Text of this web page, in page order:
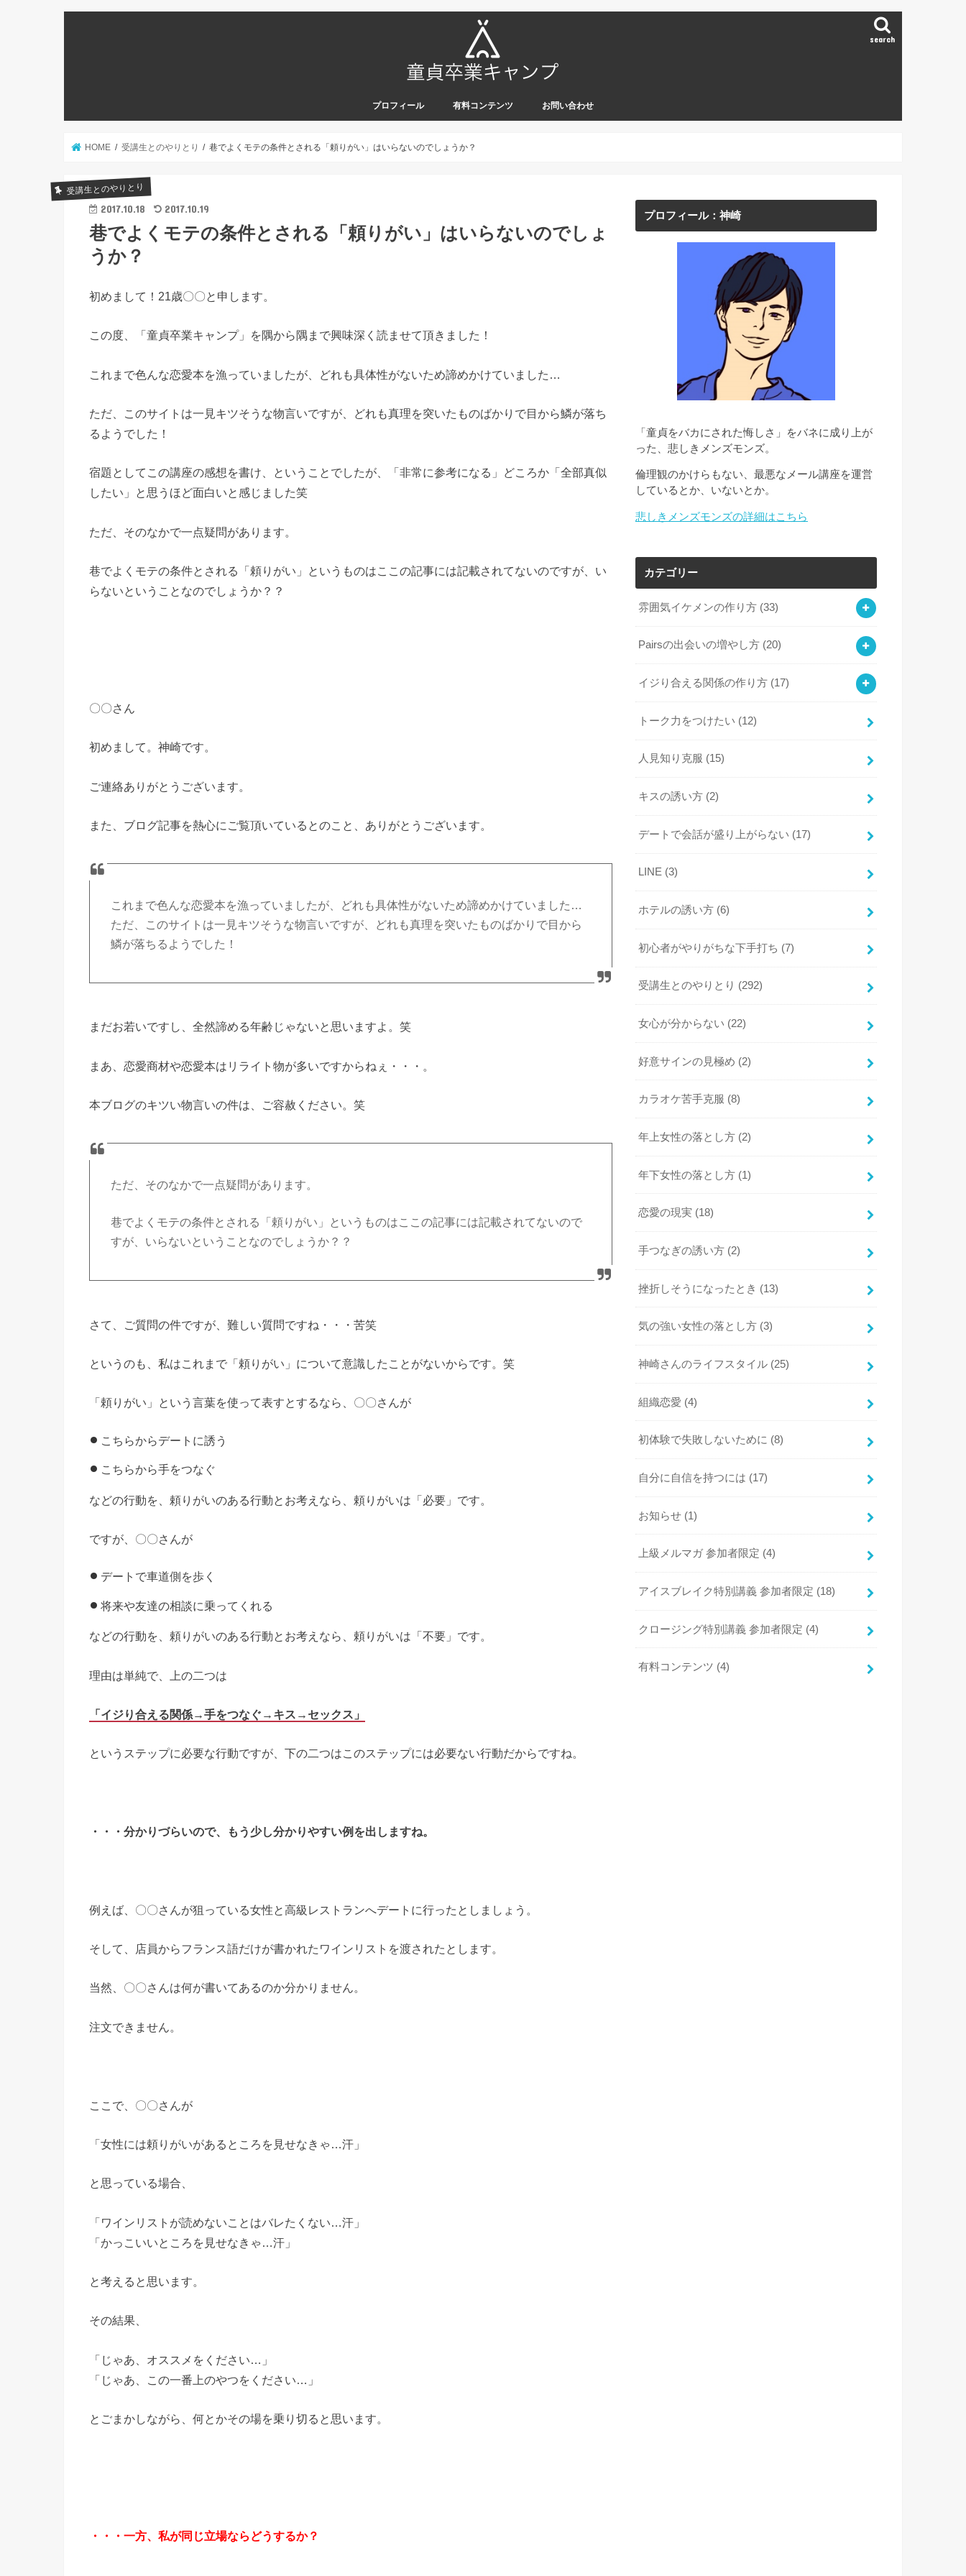
search
プロフィール 有料コンテンツ お問い合わせ
HOME 受講生とのやりとり 巷でよくモテの条件とされる「頼りがい」はいらないのでしょうか？
受講生とのやりとり
2017.10.18 2017.10.19
巷でよくモテの条件とされる「頼りがい」はいらないのでしょ
うか？
初めまして！21歳〇〇と申します。
この度、「童貞卒業キャンプ」を隅から隅まで興味深く読ませて頂きました！
これまで色んな恋愛本を漁っていましたが、どれも具体性がないため諦めかけていました…
ただ、このサイトは一見キツそうな物言いですが、どれも真理を突いたものばかりで目から鱗が落ち
るようでした！
宿題としてこの講座の感想を書け、ということでしたが、「非常に参考になる」どころか「全部真似
したい」と思うほど面白いと感じました笑
ただ、そのなかで一点疑問があります。
巷でよくモテの条件とされる「頼りがい」というものはここの記事には記載されてないのですが、い
らないということなのでしょうか？？
〇〇さん
初めまして。神崎です。
ご連絡ありがとうございます。
また、ブログ記事を熱心にご覧頂いているとのこと、ありがとうございます。
これまで色んな恋愛本を漁っていましたが、どれも具体性がないため諦めかけていました…
ただ、このサイトは一見キツそうな物言いですが、どれも真理を突いたものばかりで目から
鱗が落ちるようでした！
まだお若いですし、全然諦める年齢じゃないと思いますよ。笑
まあ、恋愛商材や恋愛本はリライト物が多いですからねぇ・・・。
本ブログのキツい物言いの件は、ご容赦ください。笑
ただ、そのなかで一点疑問があります。
巷でよくモテの条件とされる「頼りがい」というものはここの記事には記載されてないので
すが、いらないということなのでしょうか？？
さて、ご質問の件ですが、難しい質問ですね・・・苦笑
というのも、私はこれまで「頼りがい」について意識したことがないからです。笑
「頼りがい」という言葉を使って表すとするなら、〇〇さんが
こちらからデートに誘う
こちらから手をつなぐ
などの行動を、頼りがいのある行動とお考えなら、頼りがいは「必要」です。
ですが、〇〇さんが
デートで車道側を歩く
将来や友達の相談に乗ってくれる
などの行動を、頼りがいのある行動とお考えなら、頼りがいは「不要」です。
理由は単純で、上の二つは
「イジり合える関係→手をつなぐ→キス→セックス」
というステップに必要な行動ですが、下の二つはこのステップには必要ない行動だからですね。
・・・分かりづらいので、もう少し分かりやすい例を出しますね。
例えば、〇〇さんが狙っている女性と高級レストランへデートに行ったとしましょう。
そして、店員からフランス語だけが書かれたワインリストを渡されたとします。
当然、〇〇さんは何が書いてあるのか分かりません。
注文できません。
ここで、〇〇さんが
「女性には頼りがいがあるところを見せなきゃ…汗」
と思っている場合、
「ワインリストが読めないことはバレたくない…汗」
「かっこいいところを見せなきゃ…汗」
と考えると思います。
その結果、
「じゃあ、オススメをください…」
「じゃあ、この一番上のやつをください…」
とごまかしながら、何とかその場を乗り切ると思います。
・・・一方、私が同じ立場ならどうするか？
プロフィール：神崎
「童貞をバカにされた悔しさ」をバネに成り上が
った、悲しきメンズモンズ。
倫理観のかけらもない、最悪なメール講座を運営
しているとか、いないとか。
悲しきメンズモンズの詳細はこちら
カテゴリー
雰囲気イケメンの作り方 (33)
Pairsの出会いの増やし方 (20)
イジり合える関係の作り方 (17)
トーク力をつけたい (12)
人見知り克服 (15)
キスの誘い方 (2)
デートで会話が盛り上がらない (17)
LINE (3)
ホテルの誘い方 (6)
初心者がやりがちな下手打ち (7)
受講生とのやりとり (292)
女心が分からない (22)
好意サインの見極め (2)
カラオケ苦手克服 (8)
年上女性の落とし方 (2)
年下女性の落とし方 (1)
恋愛の現実 (18)
手つなぎの誘い方 (2)
挫折しそうになったとき (13)
気の強い女性の落とし方 (3)
神崎さんのライフスタイル (25)
組織恋愛 (4)
初体験で失敗しないために (8)
自分に自信を持つには (17)
お知らせ (1)
上級メルマガ 参加者限定 (4)
アイスブレイク特別講義 参加者限定 (18)
クロージング特別講義 参加者限定 (4)
有料コンテンツ (4)